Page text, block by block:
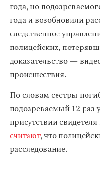
года, но
года и возобновили
следственное
полицейских,
доказательство —
происшествия.
По словам сестры
подозреваемый 12 раз
присутствии
считают, что
расследование.